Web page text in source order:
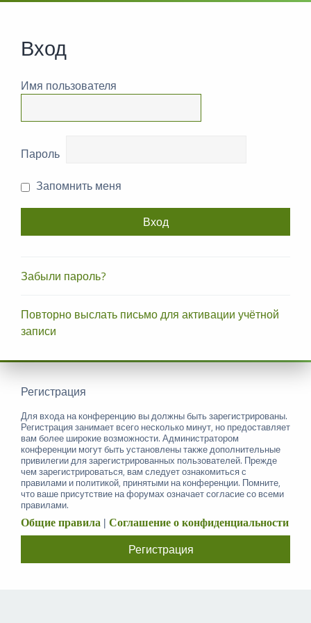
Вход
Имя пользователя
Пароль
Запомнить меня
Забыли пароль?
Повторно выслать письмо для активации учётной
записи
Регистрация
Для входа на конференцию вы должны быть зарегистрированы.
Регистрация занимает всего несколько минут, но предоставляет
вам более широкие возможности. Администратором
конференции могут быть установлены также дополнительные
привилегии для зарегистрированных пользователей. Прежде
чем зарегистрироваться, вам следует ознакомиться с
правилами и политикой, принятыми на конференции. Помните,
что ваше присутствие на форумах означает согласие со всеми
правилами.
Общие правила | Соглашение о конфиденциальности
Регистрация